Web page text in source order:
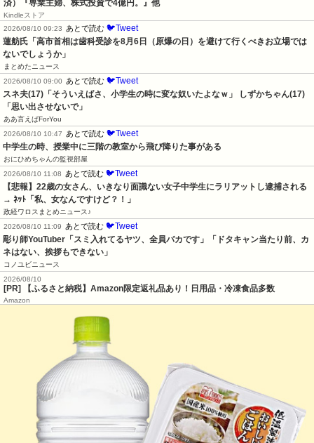
済）『専業主婦、株式投資で4億円。』他
Kindleストア
2026/08/10 09:23 あとで読む 🐦Tweet
蓮舫氏「高市首相は歯科受診を8月6日（原爆の日）を避けて行くべきお立場では
ないでしょうか」
まとめたニュース
2026/08/10 09:00 あとで読む 🐦Tweet
スネ夫(17)「そういえばさ、小学生の時に変な奴いたよなｗ」 しずかちゃん(17)
「思い出させないで」
ああ言えばForYou
2026/08/10 10:47 あとで読む 🐦Tweet
中学生の時、授業中に三階の教室から飛び降りた事がある
おにひめちゃんの監視部屋
2026/08/10 11:08 あとで読む 🐦Tweet
【悲報】22歳の女さん、いきなり面識ない女子中学生にラリアットし逮捕される
→ ﾈｯﾄ「私、女なんですけど？！」
政経ワロスまとめニュース♪
2026/08/10 11:09 あとで読む 🐦Tweet
彫り師YouTuber「スミ入れてるヤツ、全員バカです」「ドタキャン当たり前、カ
ネはない、挨拶もできない」
コノユビニュース
2026/08/10
[PR] 【ふるさと納税】Amazon限定返礼品あり！日用品・冷凍食品多数
Amazon